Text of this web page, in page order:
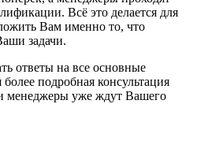
Всё это делается для
Вам именно то, что
задачи.
ответы на все основные
более подробная консультация
менеджеры уже ждут Вашего